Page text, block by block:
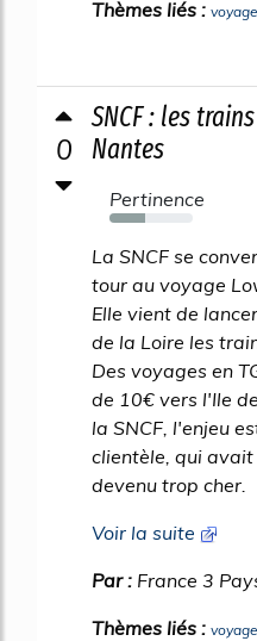
Thèmes liés :
0
SNCF : les
Nantes
Pertinence
43%
La SNCF se
tour au voyage
Elle vient de
de la Loire les
Des voyages en
de 10€ vers l'Ile
la SNCF, l'enjeu
clientèle, qui
devenu trop cher.
Voir la suite
Par : France 3
Thèmes liés :